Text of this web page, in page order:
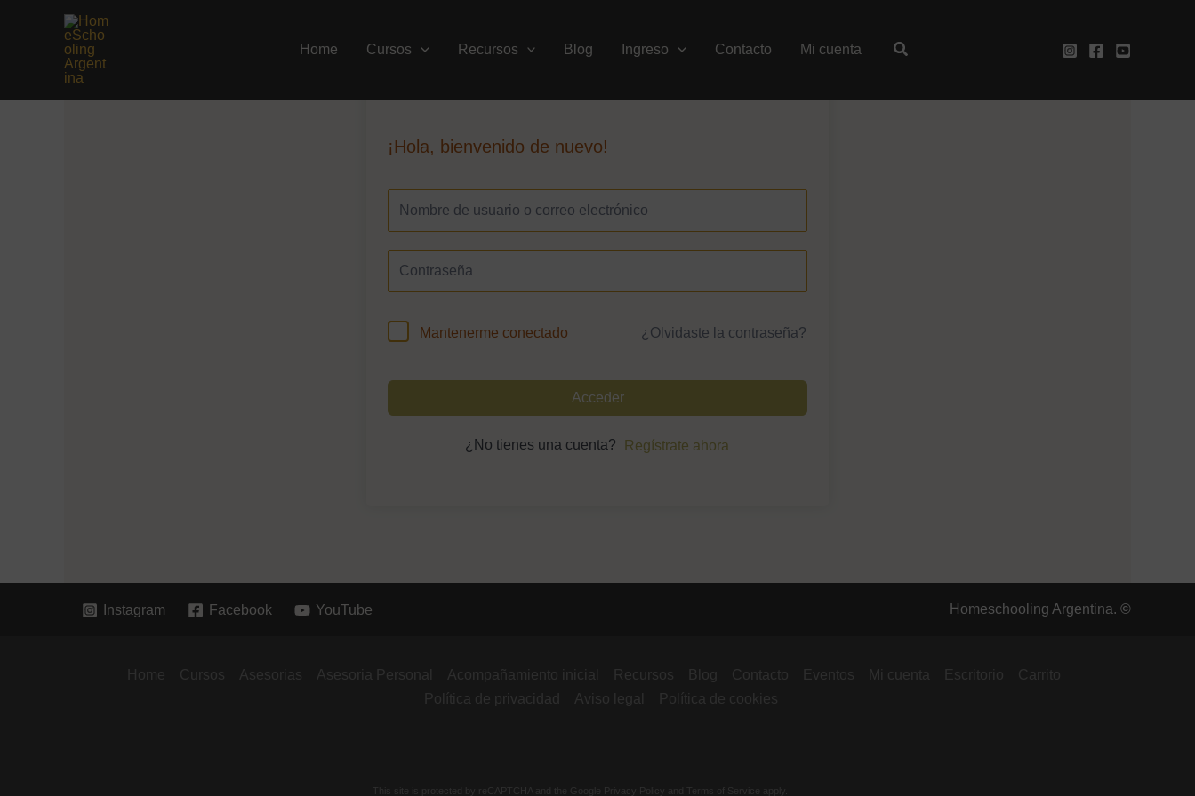
Home Cursos Recursos Blog Ingreso Contacto Mi cuenta
¡Hola, bienvenido de nuevo!
Mantenerme conectado ¿Olvidaste la contraseña?
Acceder
¿No tienes una cuenta? Regístrate ahora
Instagram Facebook YouTube Homeschooling Argentina. ©
Home Cursos Asesorias Asesoria Personal Acompañamiento inicial Recursos Blog Contacto Eventos Mi cuenta Escritorio
Carrito
Política de privacidad
Aviso legal Política de cookies
This site is protected by reCAPTCHA and the Google Privacy Policy and Terms of Service apply.
¿Olvidaste tu contraseña?